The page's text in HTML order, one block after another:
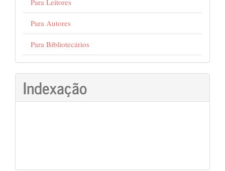
Para Autores
Para Bibliotecários
Indexação